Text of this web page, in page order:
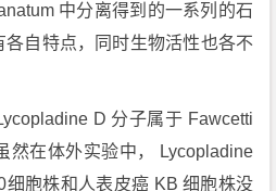
中分离得到的一系列的石
各自特点，同时生物活性也各不
D 分子属于 Fawcetti
然在体外实验中， Lycopladine
细胞株和人表皮癌 KB 细胞株没